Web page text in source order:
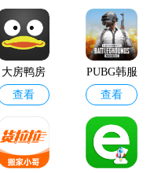
模拟黑客
软件手机
版
查看
大房鸭房
产中介app
查看
PUBG韩服
手游(배틀
그라운드)
查看